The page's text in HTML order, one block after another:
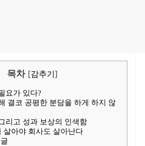
목차 [감추기]
요가 있다?
결코 공평한 분담을 하게 하지 않
리고 성과 보상의 인색함
아야 회사도 살아난다